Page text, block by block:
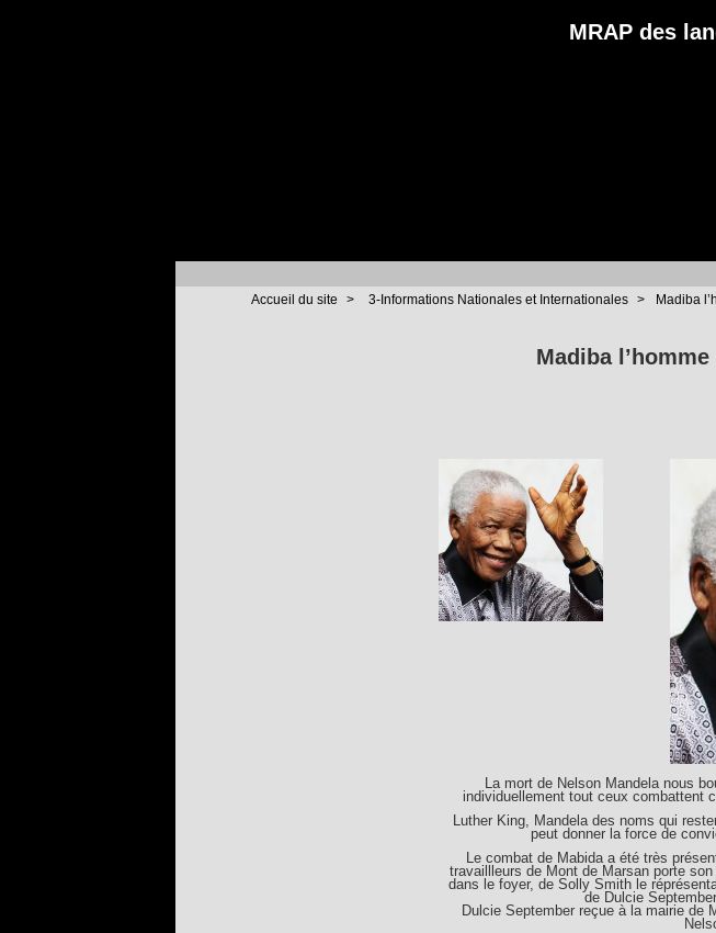
MRAP des
Accueil du site > 3-Informations Nationales et Internationales > Madiba
Madiba
La mort de Nelson Mandela nous
individuellement tout ceux combattent
Luther King, Mandela des noms qui
peut donner la force de
Le combat de Mabida a été très
travaillleurs de Mont de Marsan porte
dans le foyer, de Solly Smith le
de Dulcie
Dulcie September reçue à la mairie de